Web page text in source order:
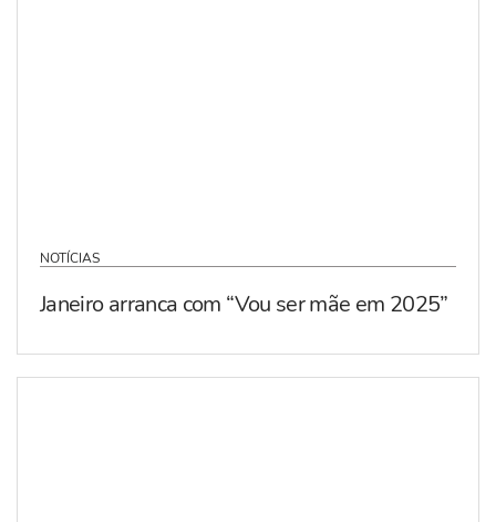
NOTÍCIAS
Janeiro arranca com “Vou ser mãe em 2025”